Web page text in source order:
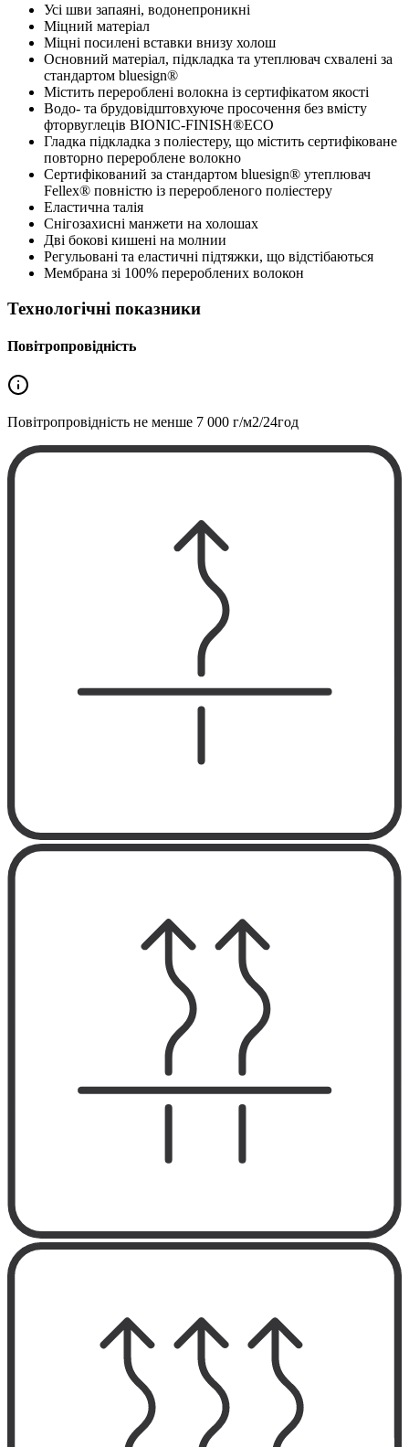
Усі шви запаяні, водонепроникні
Міцний матеріал
Міцні посилені вставки внизу холош
Основний матеріал, підкладка та утеплювач схвалені за
стандартом bluesign®
Містить перероблені волокна із сертифікатом якості
Водо- та брудовідштовхуюче просочення без вмісту
фторвуглеців BIONIC-FINISH®ECO
Гладка підкладка з поліестеру, що містить сертифіковане
повторно перероблене волокно
Сертифікований за стандартом bluesign® утеплювач
Fellex® повністю із переробленого поліестеру
Еластична талія
Снігозахисні манжети на холошах
Дві бокові кишені на молнии
Регульовані та еластичні підтяжки, що відстібаються
Мембрана зі 100% перероблених волокон
Технологічні показники
Повітропровідність
Повітропровідність не менше 7 000 г/м2/24год